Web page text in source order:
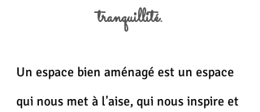
tranquillité.
Un espace bien aménagé est un espace
qui nous met à l'aise, qui nous inspire et